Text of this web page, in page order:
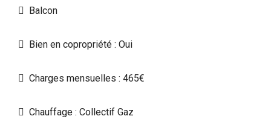
Balcon
Bien en copropriété : Oui
Charges mensuelles : 465€
Chauffage : Collectif Gaz